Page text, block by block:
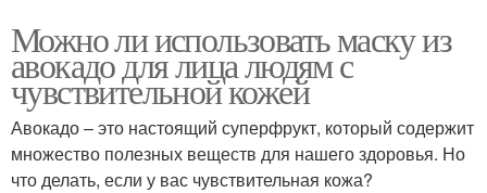
Можно ли использовать маску из
авокадо для лица людям с
чувствительной кожей
Авокадо – это настоящий суперфрукт, который содержит
множество полезных веществ для нашего здоровья. Но
что делать, если у вас чувствительная кожа?